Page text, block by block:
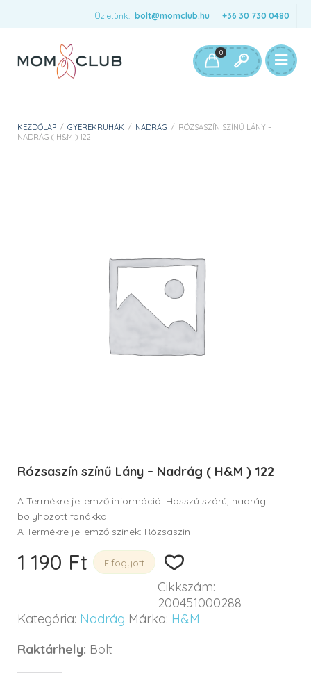
Üzletünk: bolt@momclub.hu +36 30 730 0480
0
KEZDŐLAP / GYEREKRUHÁK / NADRÁG / RÓZSASZÍN SZÍNŰ LÁNY –
NADRÁG ( H&M ) 122
Rózsaszín színű Lány – Nadrág ( H&M ) 122
A Termékre jellemző információ: Hosszú szárú, nadrág
bolyhozott fonákkal
A Termékre jellemző színek: Rózsaszín
1 190 Ft Elfogyott
Cikkszám:
200451000288
Kategória: Nadrág Márka: H&M
Raktárhely: Bolt